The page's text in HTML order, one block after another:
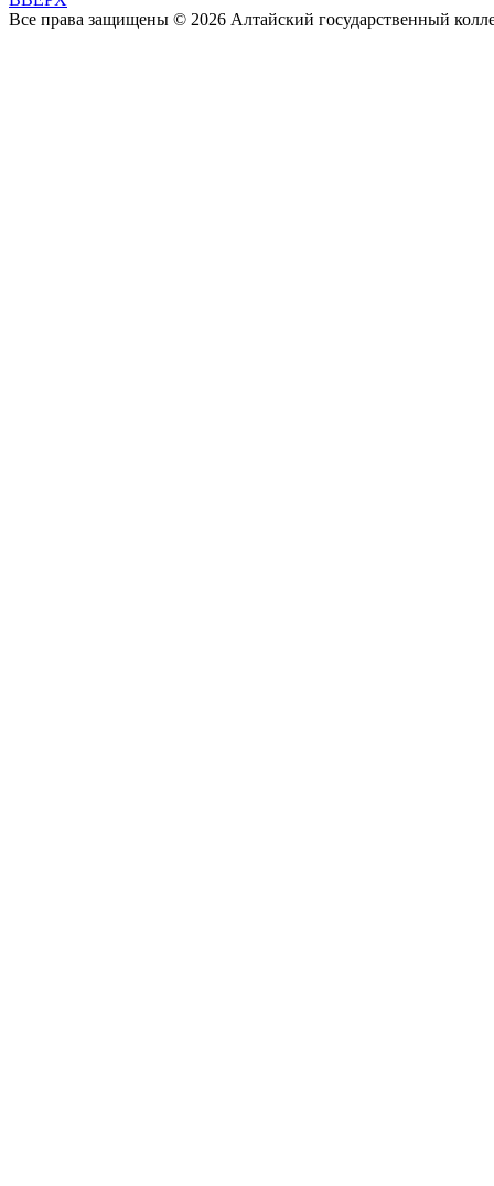
Все права защищены © 2026 Алтайский государственный